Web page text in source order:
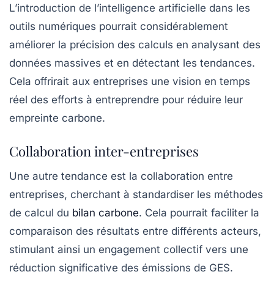
L’introduction de l’intelligence artificielle dans les
outils numériques pourrait considérablement
améliorer la précision des calculs en analysant des
données massives et en détectant les tendances.
Cela offrirait aux entreprises une vision en temps
réel des efforts à entreprendre pour réduire leur
empreinte carbone.
Collaboration inter-entreprises
Une autre tendance est la collaboration entre
entreprises, cherchant à standardiser les méthodes
de calcul du bilan carbone. Cela pourrait faciliter la
comparaison des résultats entre différents acteurs,
stimulant ainsi un engagement collectif vers une
réduction significative des émissions de GES.